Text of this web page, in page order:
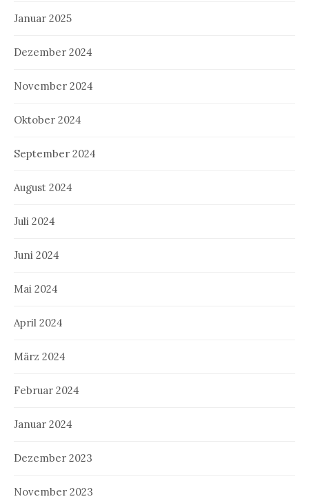
Januar 2025
Dezember 2024
November 2024
Oktober 2024
September 2024
August 2024
Juli 2024
Juni 2024
Mai 2024
April 2024
März 2024
Februar 2024
Januar 2024
Dezember 2023
November 2023